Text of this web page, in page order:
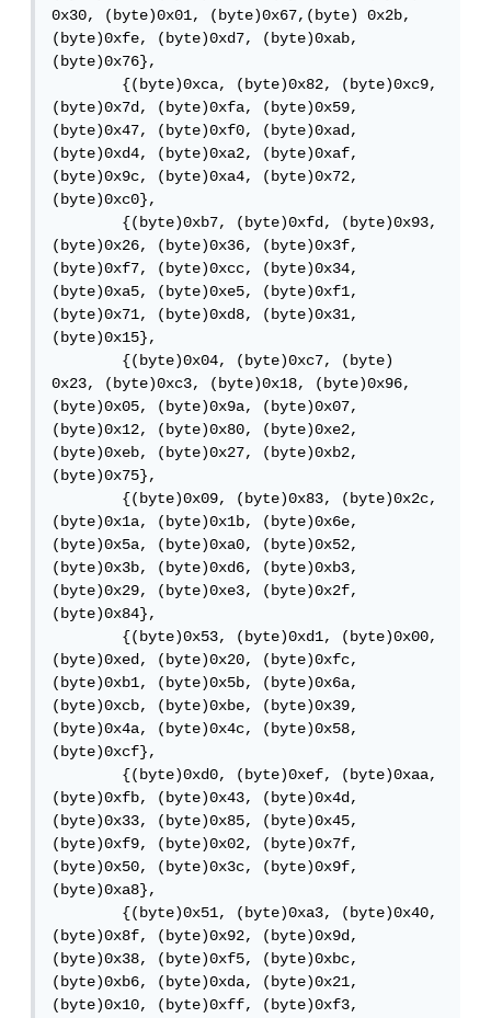
0x30, (byte)0x01, (byte)0x67,(byte) 0x2b,
(byte)0xfe, (byte)0xd7, (byte)0xab,
(byte)0x76},
        {(byte)0xca, (byte)0x82, (byte)0xc9,
(byte)0x7d, (byte)0xfa, (byte)0x59,
(byte)0x47, (byte)0xf0, (byte)0xad,
(byte)0xd4, (byte)0xa2, (byte)0xaf,
(byte)0x9c, (byte)0xa4, (byte)0x72,
(byte)0xc0},
        {(byte)0xb7, (byte)0xfd, (byte)0x93,
(byte)0x26, (byte)0x36, (byte)0x3f,
(byte)0xf7, (byte)0xcc, (byte)0x34,
(byte)0xa5, (byte)0xe5, (byte)0xf1,
(byte)0x71, (byte)0xd8, (byte)0x31,
(byte)0x15},
        {(byte)0x04, (byte)0xc7, (byte)
0x23, (byte)0xc3, (byte)0x18, (byte)0x96,
(byte)0x05, (byte)0x9a, (byte)0x07,
(byte)0x12, (byte)0x80, (byte)0xe2,
(byte)0xeb, (byte)0x27, (byte)0xb2,
(byte)0x75},
        {(byte)0x09, (byte)0x83, (byte)0x2c,
(byte)0x1a, (byte)0x1b, (byte)0x6e,
(byte)0x5a, (byte)0xa0, (byte)0x52,
(byte)0x3b, (byte)0xd6, (byte)0xb3,
(byte)0x29, (byte)0xe3, (byte)0x2f,
(byte)0x84},
        {(byte)0x53, (byte)0xd1, (byte)0x00,
(byte)0xed, (byte)0x20, (byte)0xfc,
(byte)0xb1, (byte)0x5b, (byte)0x6a,
(byte)0xcb, (byte)0xbe, (byte)0x39,
(byte)0x4a, (byte)0x4c, (byte)0x58,
(byte)0xcf},
        {(byte)0xd0, (byte)0xef, (byte)0xaa,
(byte)0xfb, (byte)0x43, (byte)0x4d,
(byte)0x33, (byte)0x85, (byte)0x45,
(byte)0xf9, (byte)0x02, (byte)0x7f,
(byte)0x50, (byte)0x3c, (byte)0x9f,
(byte)0xa8},
        {(byte)0x51, (byte)0xa3, (byte)0x40,
(byte)0x8f, (byte)0x92, (byte)0x9d,
(byte)0x38, (byte)0xf5, (byte)0xbc,
(byte)0xb6, (byte)0xda, (byte)0x21,
(byte)0x10, (byte)0xff, (byte)0xf3,